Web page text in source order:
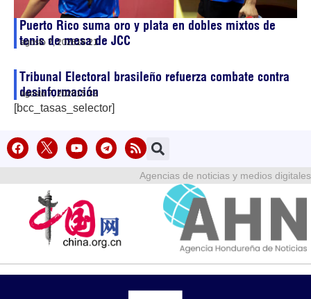
Puerto Rico suma oro y plata en dobles mixtos de
tenis de mesa de JCC
agosto 7, 202616:21
Tribunal Electoral brasileño refuerza combate contra
desinformación
agosto 7, 202615:33
[bcc_tasas_selector]
Agencias de noticias y medios digitales